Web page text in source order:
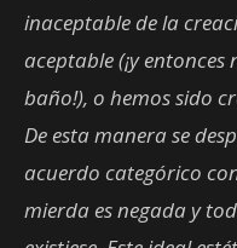
inaceptable de la
aceptable (¡y
baño!), o hemos sido
De esta manera se
acuerdo categórico
mierda es negada y